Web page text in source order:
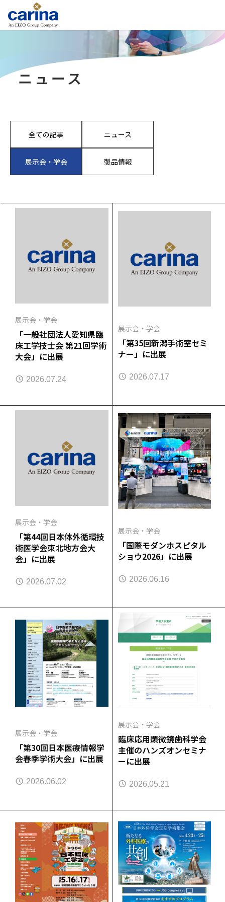
ニュース
全ての記事 ニュース
展示会・学会 製品情報
展示会・学会
「一般社団法人愛知県臨
床工学技士会 第21回学術
大会」に出展
2026.07.24
展示会・学会
「第35回新潟手術室セミ
ナー」に出展
2026.07.17
展示会・学会
「第44回日本体外循環技
術医学会東北地方会大
会」に出展
2026.07.02
展示会・学会
「国際モダンホスピタル
ショウ2026」に出展
2026.06.16
展示会・学会
「第30回日本医療情報学
会春季学術大会」に出展
2026.06.02
展示会・学会
臨床応用顕微鏡歯科学会
主催のハンズオンセミナ
ーに出展
2026.05.21